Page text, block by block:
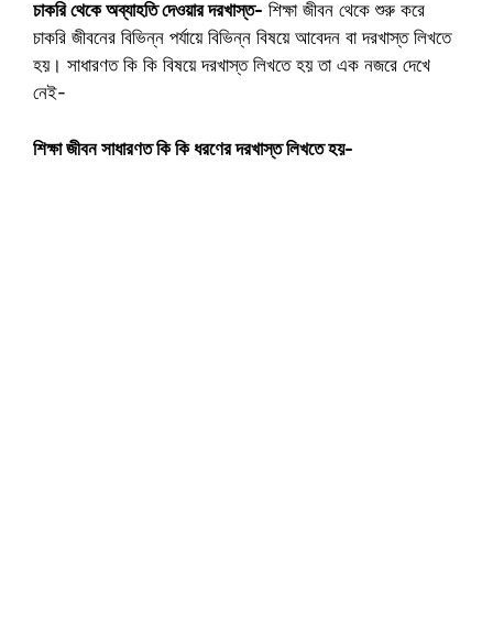
চাকরি থেকে অব্যাহতি দেওয়ার দরখাস্ত- শিক্ষা জীবন থেকে শুরু করে
চাকরি জীবনের বিভিন্ন পর্যায়ে বিভিন্ন বিষয়ে আবেদন বা দরখাস্ত লিখতে
হয়। সাধারণত কি কি বিষয়ে দরখাস্ত লিখতে হয় তা এক নজরে দেখে
নেই-
শিক্ষা জীবন সাধারণত কি কি ধরণের দরখাস্ত লিখতে হয়-